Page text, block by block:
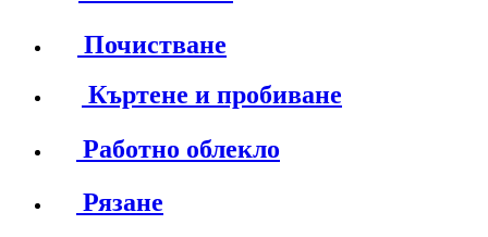
Почистване
Къртене и пробиване
Работно облекло
Рязане